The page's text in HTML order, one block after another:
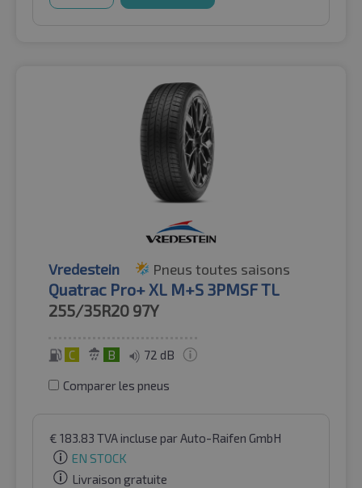
Vredestein Pneus toutes saisons
Quatrac Pro+ XL M+S 3PMSF TL
255/35R20 97Y
C B 72 dB
Comparer les pneus
€ 183.83 TVA incluse par Auto-Raifen GmbH
EN STOCK
Livraison gratuite